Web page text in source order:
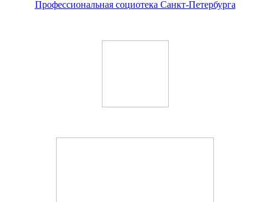
Профессиональная социотека Санкт-Петербурга